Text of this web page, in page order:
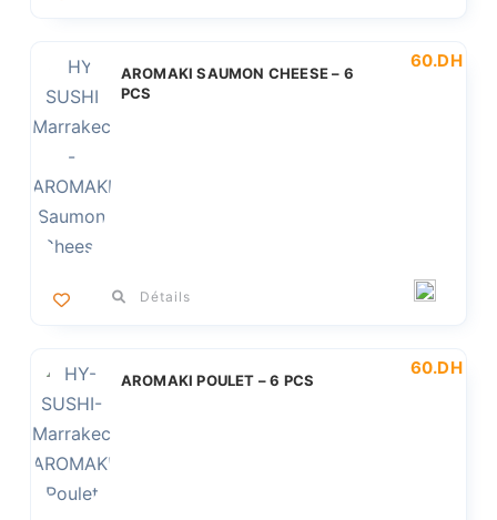
AROMAKI SAUMON CHEESE – 6
PCS
60.DH
Détails
AROMAKI POULET – 6 PCS
60.DH